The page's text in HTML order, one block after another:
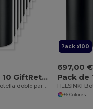
Pack de 10 GiftRetail MO9431
HELSINKI Botella doble pared 500 ml
Pack x100
697,00 €
+6 Colores